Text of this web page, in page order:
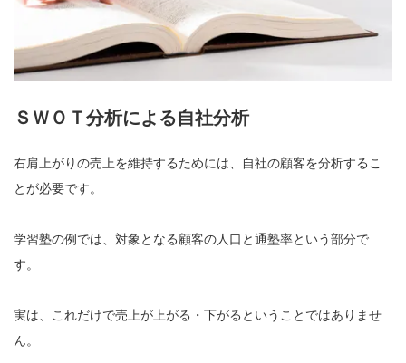
ＳＷＯＴ分析による自社分析
右肩上がりの売上を維持するためには、自社の顧客を分析するこ
とが必要です。
学習塾の例では、対象となる顧客の人口と通塾率という部分で
す。
実は、これだけで売上が上がる・下がるということではありませ
ん。